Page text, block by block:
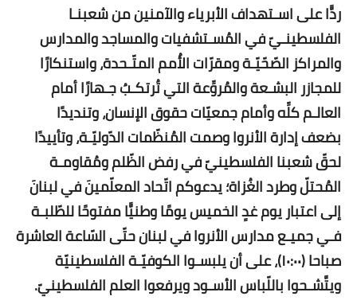
ردًّا على اسـتهداف الأبرياء والآمنين من شعبنـا
الفلسطينـيّ في المُسـتشفيات والمساجد والمدارس
والمراكز الصّحّيّـة ومقرّات الأُمم المتّـحدة، واستنكارًا
للمجازر البشـعة والمُروِّعة التي تُرتكـبُ جـهارًا أمام
العالـم كلِّه وأمام جمعيّات حقوق الإنسان، وتنديدًا
بضعف إدارة الأنروا وصمت المُنظّمات الدّوليّـة، وتأييدًا
لحقّ شعبنا الفلسطينيّ في رفض الظّلم ومُقاومـة
المُحتلّ وطرد الغُزاة؛ يدعوكم اتّحاد المعلّمينَ في لبنانَ
إلى اعتبار يوم غدٍ الخميس يومًا وطنيًّا مفتوحًا للطّلبـة
فـي جميـع مدارس الأنروا في لبنان حتّى السّاعة العاشرة
صباحا (١٠:٠٠)، على أن يلبسـوا الكوفيّـة الفلسطينيّة
ويتَّشـحوا باللّباس الأسـود ويرفعوا العلم الفلسطينيّ.